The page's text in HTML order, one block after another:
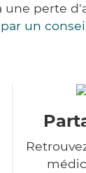
perte
un